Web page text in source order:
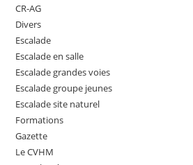
CR-AG
Divers
Escalade
Escalade en salle
Escalade grandes voies
Escalade groupe jeunes
Escalade site naturel
Formations
Gazette
Le CVHM